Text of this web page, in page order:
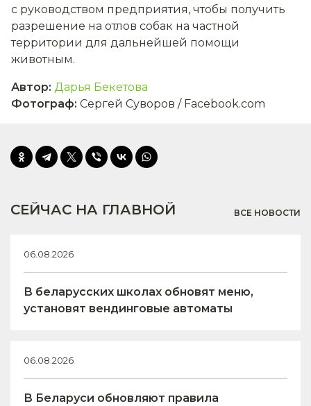
с руководством предприятия, чтобы получить
разрешение на отлов собак на частной
территории для дальнейшей помощи
животным.
Автор: Дарья Бекетова
Фотограф: Сергей Суворов / Facebook.com
СЕЙЧАС НА ГЛАВНОЙ ВСЕ НОВОСТИ
06.08.2026
В беларусских школах обновят меню,
установят вендинговые автоматы
06.08.2026
В Беларуси обновляют правила